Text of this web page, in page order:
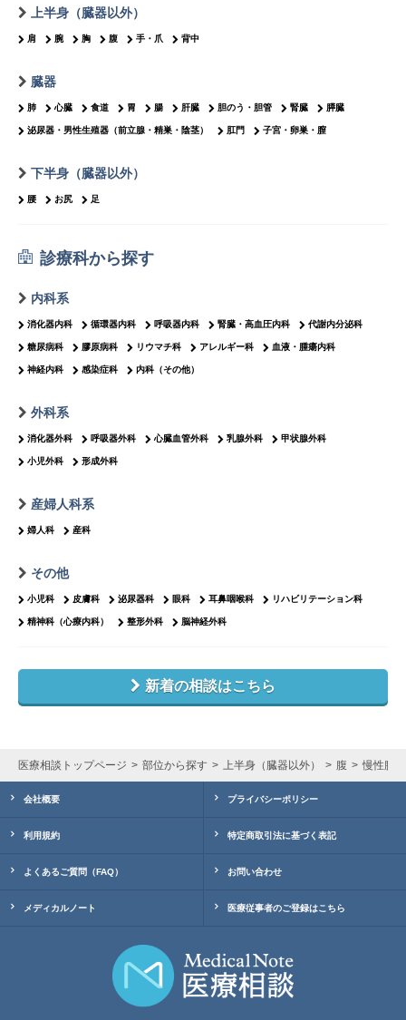
上半身（臓器以外）
肩 腕 胸 腹 手・爪 背中
臓器
肺 心臓 食道 胃 腸 肝臓 胆のう・胆管 腎臓 膵臓
泌尿器・男性生殖器（前立腺・精巣・陰茎） 肛門 子宮・卵巣・膣
下半身（臓器以外）
腰 お尻 足
診療科から探す
内科系
消化器内科 循環器内科 呼吸器内科 腎臓・高血圧内科 代謝内分泌科
糖尿病科 膠原病科 リウマチ科 アレルギー科 血液・腫瘍内科
神経内科 感染症科 内科（その他）
外科系
消化器外科 呼吸器外科 心臓血管外科 乳腺外科 甲状腺外科
小児外科 形成外科
産婦人科系
婦人科 産科
その他
小児科 皮膚科 泌尿器科 眼科 耳鼻咽喉科 リハビリテーション科
精神科（心療内科） 整形外科 脳神経外科
新着の相談はこちら
医療相談トップページ 部位から探す 上半身（臓器以外） 腹 慢性腹
会社概要 プライバシーポリシー
利用規約 特定商取引法に基づく表記
よくあるご質問（FAQ） お問い合わせ
メディカルノート 医療従事者のご登録はこちら